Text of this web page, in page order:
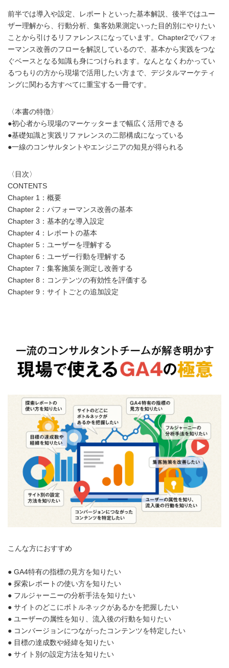
前半では導入や設定、レポートといった基本解説、後半ではユー
ザー理解から、行動分析、集客効果測定いった目的別にやりたい
ことから引けるリファレンスになっています。Chapter2でパフォ
ーマンス改善のフローを解説しているので、基本から実践をつな
ぐベースとなる知識も身につけられます。なんとなくわかってい
るつもりの方から現場で活用したい方まで、デジタルマーケティ
ングに関わる方すべてに重宝する一冊です。
〈本書の特徴〉
●初心者から現場のマーケッターまで幅広く活用できる
●基礎知識と実践リファレンスの二部構成になっている
●一線のコンサルタントやエンジニアの知見が得られる
〈目次〉
CONTENTS
Chapter 1：概要
Chapter 2：パフォーマンス改善の基本
Chapter 3：基本的な導入設定
Chapter 4：レポートの基本
Chapter 5：ユーザーを理解する
Chapter 6：ユーザー行動を理解する
Chapter 7：集客施策を測定し改善する
Chapter 8：コンテンツの有効性を評価する
Chapter 9：サイトごとの追加設定
こんな方におすすめ
● GA4特有の指標の見方を知りたい
● 探索レポートの使い方を知りたい
● フルジャーニーの分析手法を知りたい
● サイトのどこにボトルネックがあるかを把握したい
● ユーザーの属性を知り、流入後の行動を知りたい
● コンバージョンにつながったコンテンツを特定したい
● 目標の達成数や経緯を知りたい
● サイト別の設定方法を知りたい